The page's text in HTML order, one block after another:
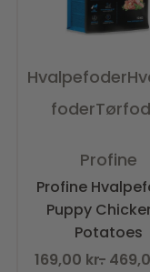
Hvalpefoder
foder
Profine
Profine
Puppy
Potatoes
169,00 kr.